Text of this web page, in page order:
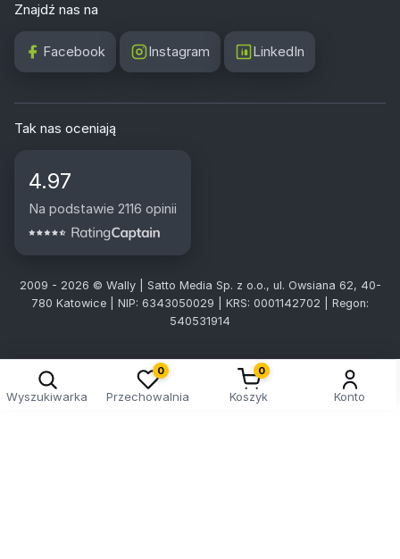
Znajdź nas na
Facebook Instagram LinkedIn
Tak nas oceniają
4.97
Na podstawie 2116 opinii
2009 - 2026 © Wally | Satto Media Sp. z o.o., ul. Owsiana 62, 40-
780 Katowice | NIP: 6343050029 | KRS: 0001142702 | Regon:
540531914
Wyszukiwarka
0
Przechowalnia
0
Koszyk Konto